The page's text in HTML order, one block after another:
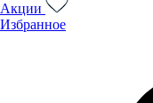
Акции
Избранное